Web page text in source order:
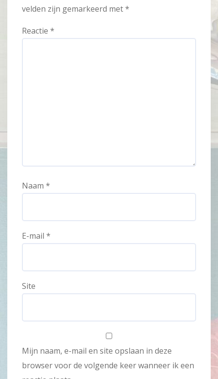
velden zijn gemarkeerd met*
Reactie *
Naam *
E-mail *
Site
Mijn naam, e-mail en site opslaan in deze
browser voor de volgende keer wanneer ik een